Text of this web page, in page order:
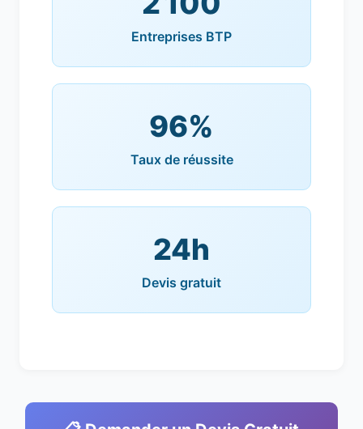
Entreprises BTP
96%
Taux de réussite
24h
Devis gratuit